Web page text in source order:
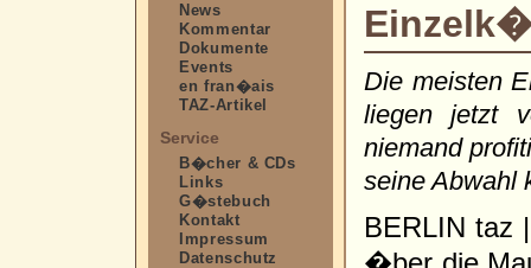
News
Kommentar
Dokumente
Events
en fran�ais
TAZ-Artikel
Service
B�cher & CDs
Links
G�stebuch
Kontakt
Impressum
Datenschutz
Die meisten
liegen jetzt
niemand
seine Abwahl
BERLIN taz